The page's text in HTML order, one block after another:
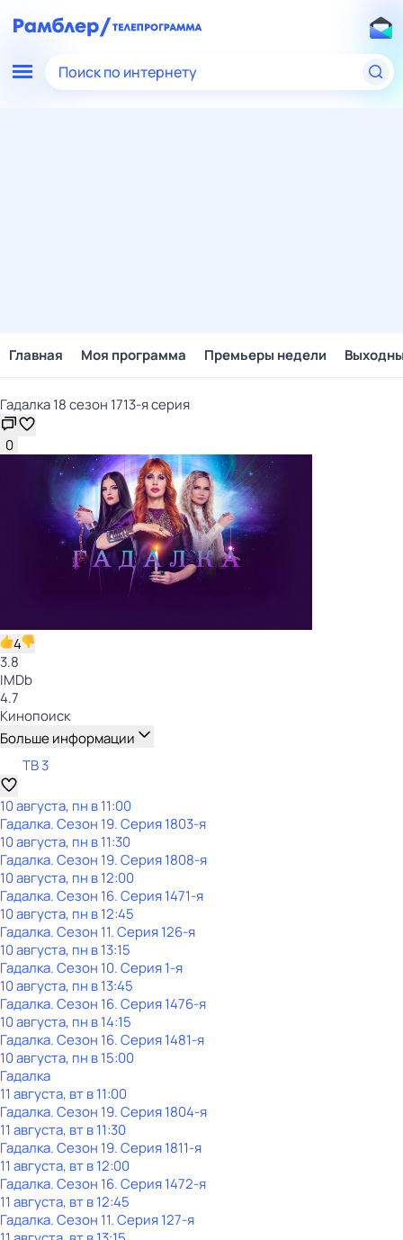
Поиск по интернету
Главная Моя программа Премьеры недели
Гадaлкa 18 сезон 1713-я серия
0
4
3.8
IMDb
4.7
Кинопоиск
Больше информации
ТВ 3
10 августа, пн в 11:00
Гадaлкa. Сезон 19. Серия 1803-я
10 августа, пн в 11:30
Гадaлкa. Сезон 19. Серия 1808-я
10 августа, пн в 12:00
Гадaлкa. Сезон 16. Серия 1471-я
10 августа, пн в 12:45
Гадaлкa. Сезон 11. Серия 126-я
10 августа, пн в 13:15
Гадaлкa. Сезон 10. Серия 1-я
10 августа, пн в 13:45
Гадaлкa. Сезон 16. Серия 1476-я
10 августа, пн в 14:15
Гадaлкa. Сезон 16. Серия 1481-я
10 августа, пн в 15:00
Гадaлкa
11 августа, вт в 11:00
Гадaлкa. Сезон 19. Серия 1804-я
11 августа, вт в 11:30
Гадaлкa. Сезон 19. Серия 1811-я
11 августа, вт в 12:00
Гадaлкa. Сезон 16. Серия 1472-я
11 августа, вт в 12:45
Гадaлкa. Сезон 11. Серия 127-я